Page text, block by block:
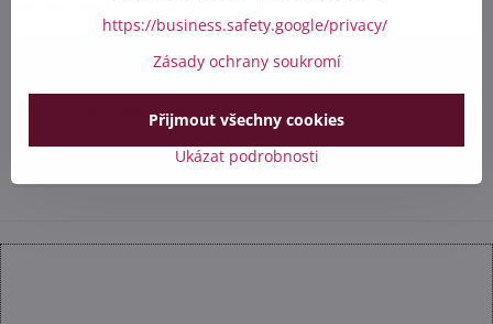
+420 412 528 367
+420 602 284 314
info​@safetex​.cz
https://business.safety.google/privacy/
Zásady ochrany soukromí
Ukázat podrobnosti
Přijmout všechny cookies